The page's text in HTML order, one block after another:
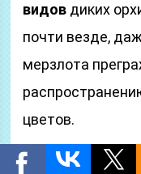
видов диких
почти везде,
мерзлота
цветов.